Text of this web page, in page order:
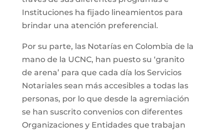
Instituciones ha fijado lineamientos para
brindar una atención preferencial.
Por su parte, las Notarías en Colombia de la
mano de la UCNC, han puesto su ‘granito
de arena’ para que cada día los Servicios
Notariales sean más accesibles a todas las
personas, por lo que desde la agremiación
se han suscrito convenios con diferentes
Organizaciones y Entidades que trabajan